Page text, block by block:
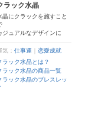
パール
然貝殻を用いて作られた
久性にすぐれた人工真珠
パールとは？
パールの商品一覧
パールのブレスレット